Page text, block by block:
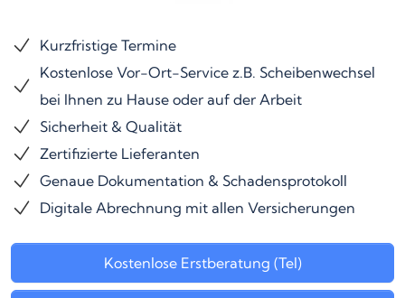
Kurzfristige Termine
Kostenlose Vor-Ort-Service z.B. Scheibenwechsel
bei Ihnen zu Hause oder auf der Arbeit
Sicherheit & Qualität
Zertifizierte Lieferanten
Genaue Dokumentation & Schadensprotokoll
Digitale Abrechnung mit allen Versicherungen
Kostenlose Erstberatung (Tel)